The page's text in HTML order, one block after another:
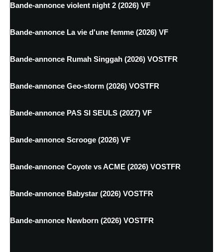
Bande-annonce violent night 2 (2026) VF
Bande-annonce La vie d'une femme (2026) VF
Bande-annonce Rumah Singgah (2026) VOSTFR
Bande-annonce Geo-storm (2026) VOSTFR
Bande-annonce PAS SI SEULS (2027) VF
Bande-annonce Scrooge (2026) VF
Bande-annonce Coyote vs ACME (2026) VOSTFR
Bande-annonce Babystar (2026) VOSTFR
Bande-annonce Newborn (2026) VOSTFR